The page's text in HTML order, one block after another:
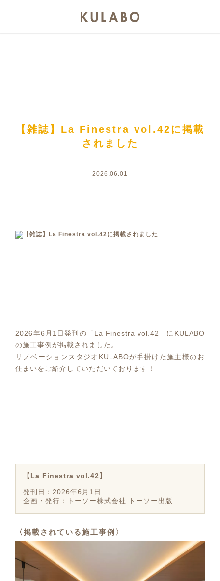
【雑誌】La Finestra vol.42に掲載
されました
2026.06.01
2026年6月1日発刊の「La Finestra vol.42」にKULABO
の施工事例が掲載されました。
リノベーションスタジオKULABOが手掛けた施主様のお
住まいをご紹介していただいております！
【La Finestra vol.42】
発刊日：2026年6月1日
企画・発行：トーソー株式会社 トーソー出版
〈掲載されている施工事例〉